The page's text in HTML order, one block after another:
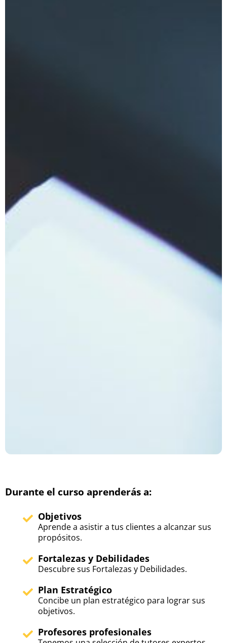
Durante el curso aprenderás a:
Objetivos
Aprende a asistir a tus clientes a alcanzar sus
propósitos.
Fortalezas y Debilidades
Descubre sus Fortalezas y Debilidades.
Plan Estratégico
Concibe un plan estratégico para lograr sus
objetivos.
Profesores profesionales